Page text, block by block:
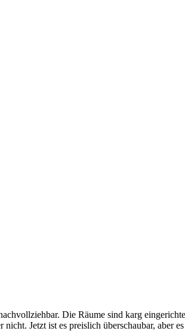
Die Räume sind karg
Jetzt ist es preislich überschaubar, aber